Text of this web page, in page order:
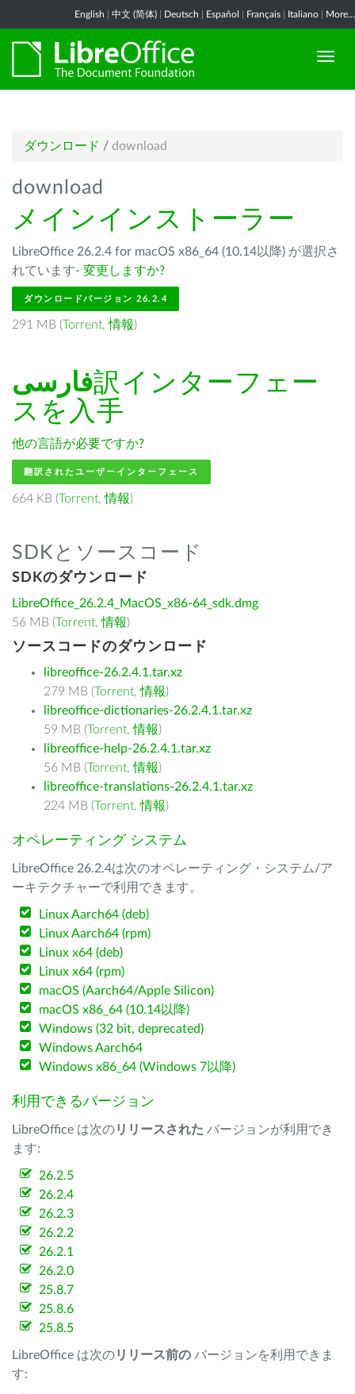
English 中文 (简体) Deutsch Español Français Italiano More...
ダウンロード / download
download
メインインストーラー
LibreOffice 26.2.4 for macOS x86_64 (10.14以降) が選択さ
れています- 変更しますか?
ダウンロードバージョン 26.2.4
291 MB (Torrent,情報)
فارسى訳インターフェー
スを入手
他の言語が必要ですか?
翻訳されたユーザーインターフェース
664 KB (Torrent,情報)
SDKとソースコード
SDKのダウンロード
LibreOffice_26.2.4_MacOS_x86-64_sdk.dmg
56 MB (Torrent,情報)
ソースコードのダウンロード
libreoffice-26.2.4.1.tar.xz
279 MB (Torrent,情報)
libreoffice-dictionaries-26.2.4.1.tar.xz
59 MB (Torrent,情報)
libreoffice-help-26.2.4.1.tar.xz
56 MB (Torrent,情報)
libreoffice-translations-26.2.4.1.tar.xz
224 MB (Torrent,情報)
オペレーティング システム
LibreOffice 26.2.4は次のオペレーティング・システム/ア
ーキテクチャーで利用できます。
Linux Aarch64 (deb)
Linux Aarch64 (rpm)
Linux x64 (deb)
Linux x64 (rpm)
macOS (Aarch64/Apple Silicon)
macOS x86_64 (10.14以降)
Windows (32 bit, deprecated)
Windows Aarch64
Windows x86_64 (Windows 7以降)
利用できるバージョン
LibreOffice は次のリリースされた バージョンが利用でき
ます:
26.2.5
26.2.4
26.2.3
26.2.2
26.2.1
26.2.0
25.8.7
25.8.6
25.8.5
LibreOffice は次のリリース前の バージョンを利用できま
す: